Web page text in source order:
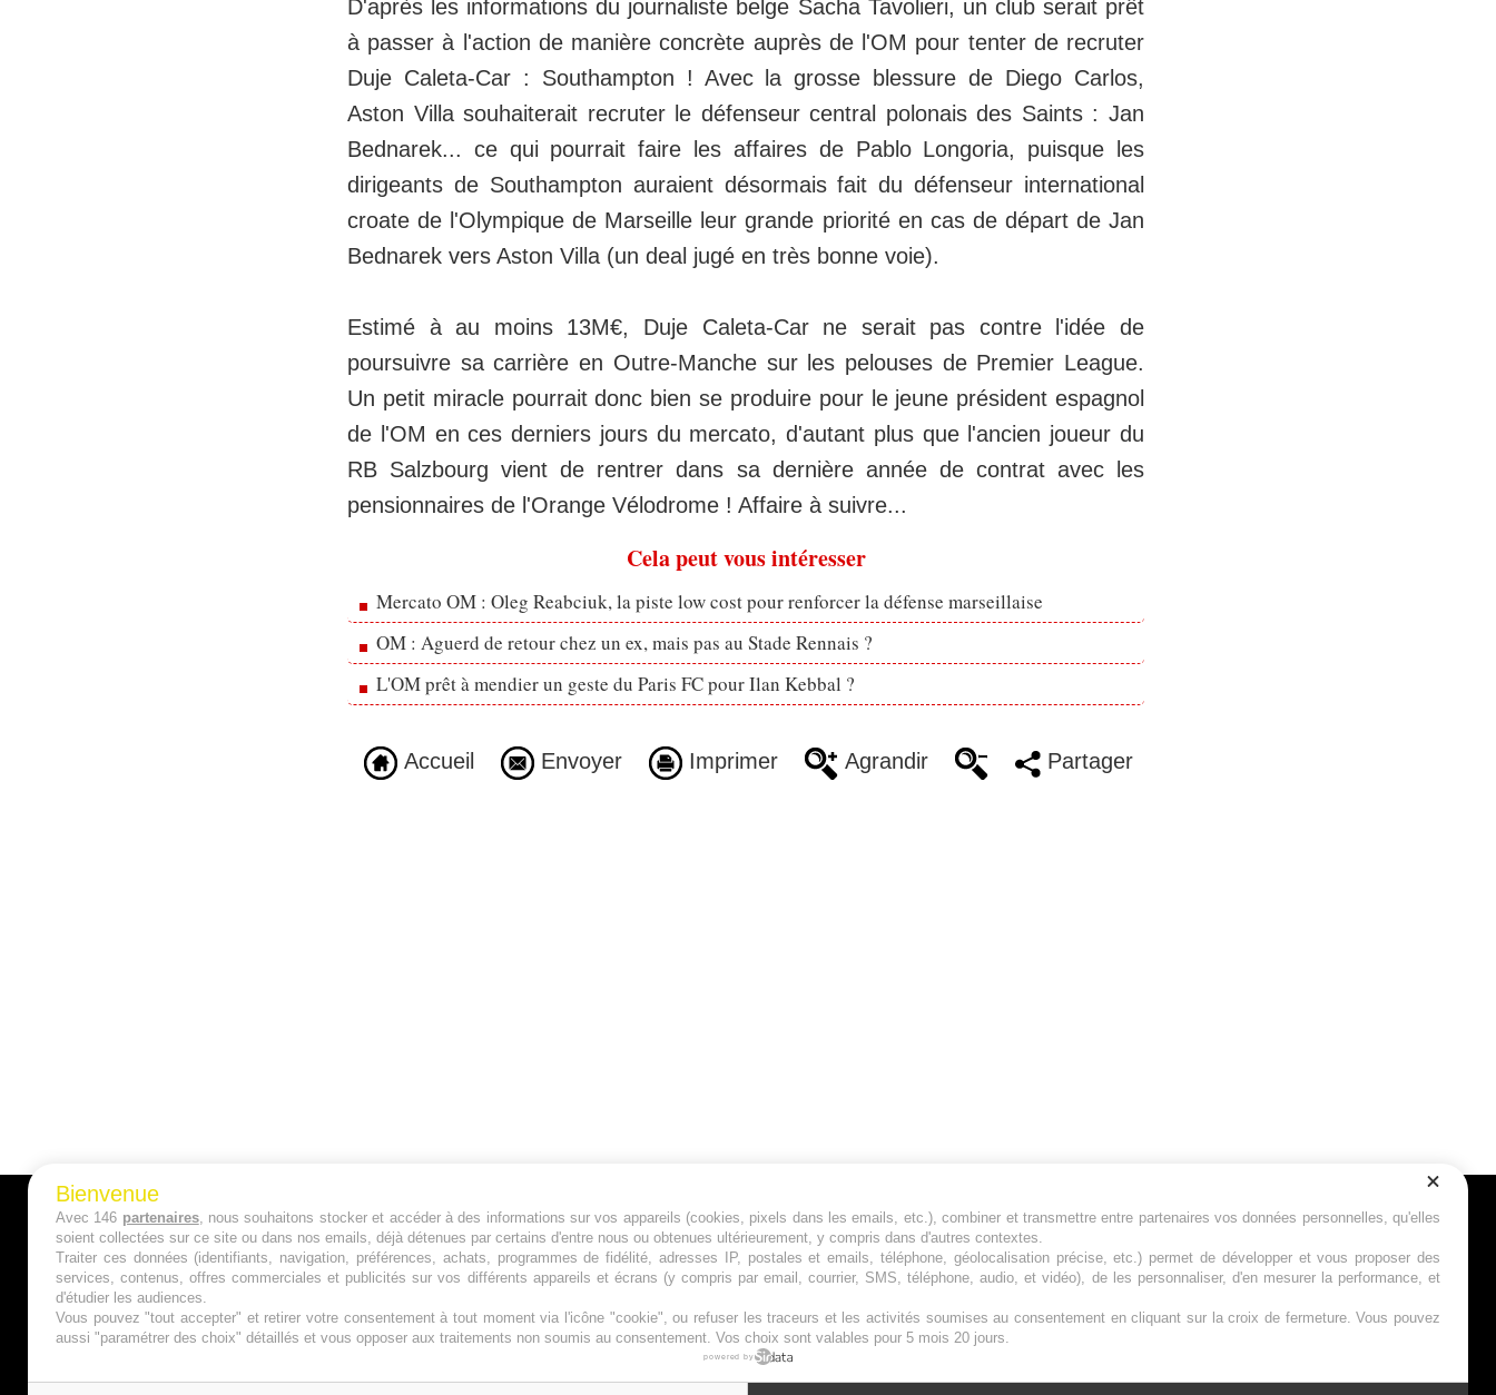
D'après les informations du journaliste belge Sacha Tavolieri, un club serait prêt
à passer à l'action de manière concrète auprès de l'OM pour tenter de recruter
Duje Caleta-Car : Southampton ! Avec la grosse blessure de Diego Carlos,
Aston Villa souhaiterait recruter le défenseur central polonais des Saints : Jan
Bednarek... ce qui pourrait faire les affaires de Pablo Longoria, puisque les
dirigeants de Southampton auraient désormais fait du défenseur international
croate de l'Olympique de Marseille leur grande priorité en cas de départ de Jan
Bednarek vers Aston Villa (un deal jugé en très bonne voie).
Estimé à au moins 13M€, Duje Caleta-Car ne serait pas contre l'idée de
poursuivre sa carrière en Outre-Manche sur les pelouses de Premier League.
Un petit miracle pourrait donc bien se produire pour le jeune président espagnol
de l'OM en ces derniers jours du mercato, d'autant plus que l'ancien joueur du
RB Salzbourg vient de rentrer dans sa dernière année de contrat avec les
pensionnaires de l'Orange Vélodrome ! Affaire à suivre...
Cela peut vous intéresser
Mercato OM : Oleg Reabciuk, la piste low cost pour renforcer la défense marseillaise
OM : Aguerd de retour chez un ex, mais pas au Stade Rennais ?
L'OM prêt à mendier un geste du Paris FC pour Ilan Kebbal ?
Accueil Envoyer Imprimer Agrandir Partager
A PROPOS
Qui sommes nous ?
Mentions Légales
Jeunesfooteux est un média sportif qui traite
principalement de l'actualité de la Ligue 1 et
des grosses actualités de la Ligue 2 et du
Plan du site | Syndication |Powered by WM
Suivez-nous
Bienvenue
Avec 146 partenaires, nous souhaitons stocker et accéder à des informations sur vos appareils (cookies, pixels dans les emails, etc.), combiner et transmettre entre partenaires vos données personnelles, qu'elles
soient collectées sur ce site ou dans nos emails, déjà détenues par certains d'entre nous ou obtenues ultérieurement, y compris dans d'autres contextes.
Traiter ces données (identifiants, navigation, préférences, achats, programmes de fidélité, adresses IP, postales et emails, téléphone, géolocalisation précise, etc.) permet de développer et vous proposer des
services, contenus, offres commerciales et publicités sur vos différents appareils et écrans (y compris par email, courrier, SMS, téléphone, audio, et vidéo), de les personnaliser, d'en mesurer la performance, et
d'étudier les audiences.
Vous pouvez "tout accepter" et retirer votre consentement à tout moment via l'icône "cookie", ou refuser les traceurs et les activités soumises au consentement en cliquant sur la croix de fermeture. Vous pouvez
aussi "paramétrer des choix" détaillés et vous opposer aux traitements non soumis au consentement. Vos choix sont valables pour 5 mois 20 jours.
powered by